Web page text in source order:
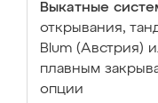
Выкатные
открывания,
Blum (Австрия)
плавным
опции